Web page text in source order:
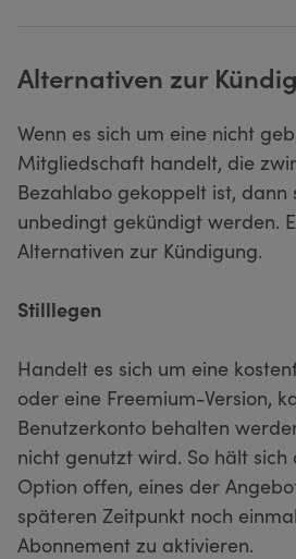
Alternativen zur
Wenn es sich um eine nicht
Mitgliedschaft handelt, die
Bezahlabo gekoppelt ist, dann
unbedingt gekündigt werden.
Alternativen zur Kündigung.
Stilllegen
Handelt es sich um eine
oder eine Freemium-Version,
Benutzerkonto behalten
nicht genutzt wird. So hält
Option offen, eines der
späteren Zeitpunkt noch
Abonnement zu aktivieren.